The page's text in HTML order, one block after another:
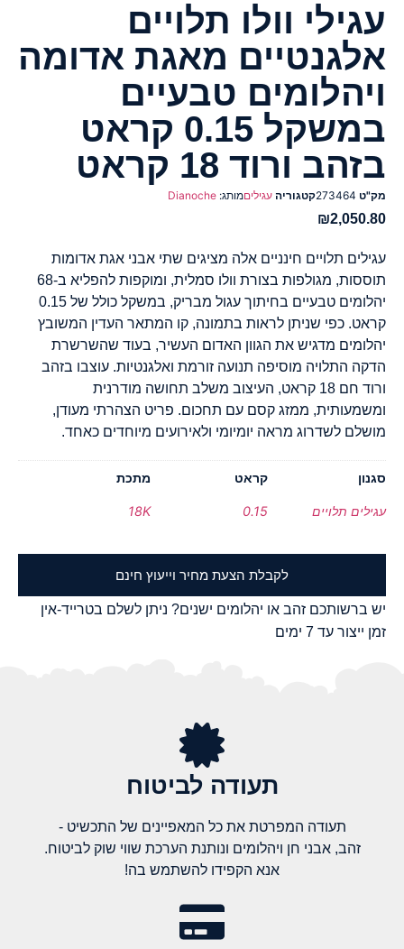
עגילי וולו תלויים
אלגנטיים מאגת אדומה
ויהלומים טבעיים
במשקל 0.15 קראט
בזהב ורוד 18 קראט
מק"ט 273464קטגוריה עגיליםמותג: Dianoche
₪2,050.80
עגילים תלויים חינניים אלה מציגים שתי אבני אגת אדומות
תוססות, מגולפות בצורת וולו סמלית, ומוקפות להפליא ב-68
יהלומים טבעיים בחיתוך עגול מבריק, במשקל כולל של 0.15
קראט. כפי שניתן לראות בתמונה, קו המתאר העדין המשובץ
יהלומים מדגיש את הגוון האדום העשיר, בעוד שהשרשרת
הדקה התלויה מוסיפה תנועה זורמת ואלגנטיות. עוצבו בזהב
ורוד חם 18 קראט, העיצוב משלב תחושה מודרנית
ומשמעותית, ממזג קסם עם תחכום. פריט הצהרתי מעודן,
מושלם לשדרוג מראה יומיומי ולאירועים מיוחדים כאחד.
סגנון
עגילים תלויים
קראט
0.15
מתכת
18K
לקבלת הצעת מחיר וייעוץ חינם
יש ברשותכם זהב או יהלומים ישנים? ניתן לשלם בטרייד-אין
זמן ייצור עד 7 ימים
תעודה לביטוח
תעודה המפרטת את כל המאפיינים של התכשיט -
זהב, אבני חן ויהלומים ונותנת הערכת שווי שוק לביטוח.
אנא הקפידו להשתמש בה!